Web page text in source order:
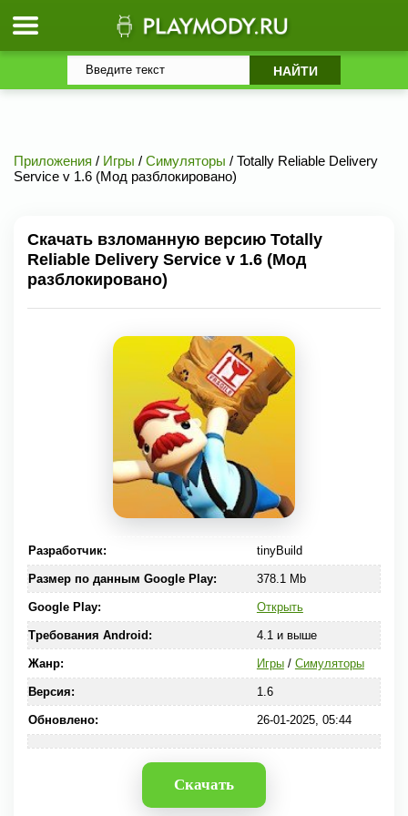
Приложения / Игры / Симуляторы / Totally Reliable Delivery
Service v 1.6 (Мод разблокировано)
Скачать взломанную версию Totally
Reliable Delivery Service v 1.6 (Мод
разблокировано)
Разработчик: tinyBuild
Размер по данным Google Play: 378.1 Mb
Google Play: Открыть
Требования Android: 4.1 и выше
Жанр: Игры/ Симуляторы
Версия: 1.6
Обновлено: 26-01-2025, 05:44
Скачать